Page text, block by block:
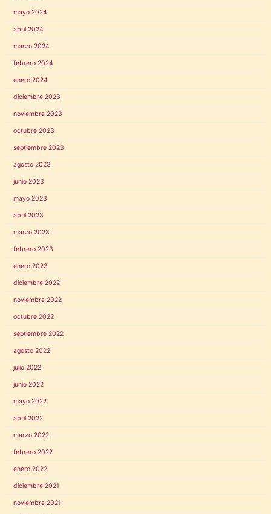
mayo 2024
abril 2024
marzo 2024
febrero 2024
enero 2024
diciembre 2023
noviembre 2023
octubre 2023
septiembre 2023
agosto 2023
junio 2023
mayo 2023
abril 2023
marzo 2023
febrero 2023
enero 2023
diciembre 2022
noviembre 2022
octubre 2022
septiembre 2022
agosto 2022
julio 2022
junio 2022
mayo 2022
abril 2022
marzo 2022
febrero 2022
enero 2022
diciembre 2021
noviembre 2021